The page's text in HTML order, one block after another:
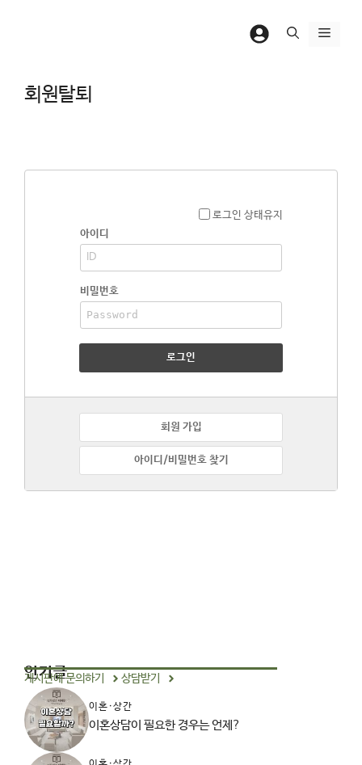
메
회원탈퇴
로그인 상태유지
아이디
비밀번호
로그인
회원 가입
아이디/비밀번호 찾기
인기글
게시판에 문의하기 상담받기
이혼·상간
이혼상담이 필요한 경우는 언제?